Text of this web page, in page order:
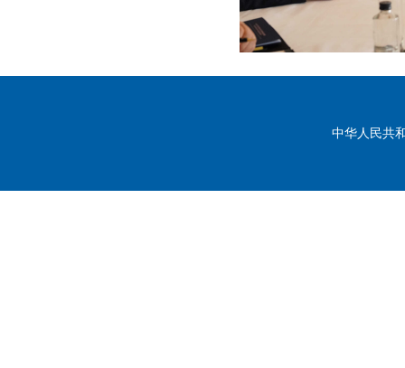
中华人民共